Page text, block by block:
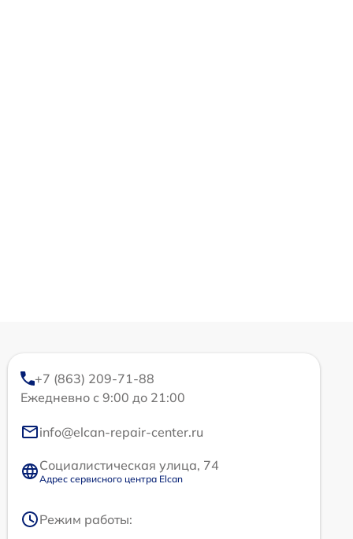
+7 (863) 209-71-88
Ежедневно с 9:00 до 21:00
info@elcan-repair-center.ru
Социалистическая улица, 74
Адрес сервисного центра Elcan
Режим работы: